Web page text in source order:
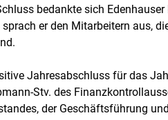
bedankte sich Edenhauser
er den Mitarbeitern aus,
Jahresabschluss für das
Stv. des
der Geschäftsführung